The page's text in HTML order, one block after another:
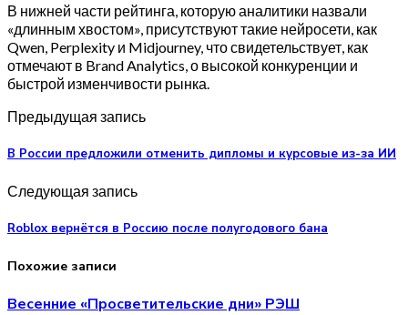
В нижней части рейтинга, которую аналитики назвали
«длинным хвостом», присутствуют такие нейросети, как
Qwen, Perplexity и Midjourney, что свидетельствует, как
отмечают в Brand Analytics, о высокой конкуренции и
быстрой изменчивости рынка.
Предыдущая запись
В России предложили отменить дипломы и курсовые из-за ИИ
Следующая запись
Roblox вернётся в Россию после полугодового бана
Похожие записи
Весенние «Просветительские дни» РЭШ